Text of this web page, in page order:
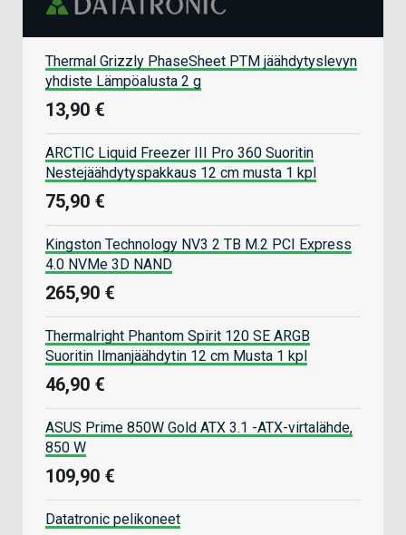
Thermal Grizzly PhaseSheet PTM jäähdytyslevyn
yhdiste Lämpöalusta 2 g
13,90 €
ARCTIC Liquid Freezer III Pro 360 Suoritin
Nestejäähdytyspakkaus 12 cm musta 1 kpl
75,90 €
Kingston Technology NV3 2 TB M.2 PCI Express
4.0 NVMe 3D NAND
265,90 €
Thermalright Phantom Spirit 120 SE ARGB
Suoritin Ilmanjäähdytin 12 cm Musta 1 kpl
46,90 €
ASUS Prime 850W Gold ATX 3.1 -ATX-virtalähde,
850 W
109,90 €
Datatronic pelikoneet